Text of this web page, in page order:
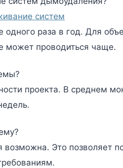
систем
раза в год. Для
может проводиться чаще.
проекта. В среднем
Это позволяет